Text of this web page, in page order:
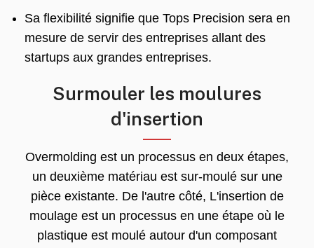
Sa flexibilité signifie que Tops Precision sera en
mesure de servir des entreprises allant des
startups aux grandes entreprises.
Surmouler les moulures
d'insertion
Overmolding est un processus en deux étapes,
un deuxième matériau est sur-moulé sur une
pièce existante. De l'autre côté, L'insertion de
moulage est un processus en une étape où le
plastique est moulé autour d'un composant